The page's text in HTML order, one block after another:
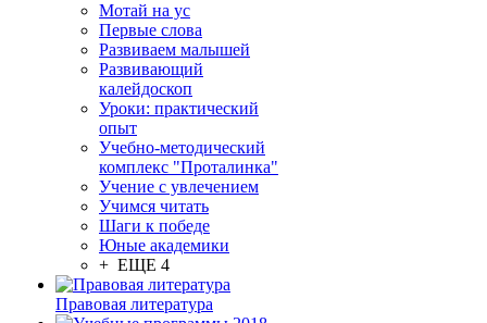
Мотай на ус
Первые слова
Развиваем малышей
Развивающий
калейдоскоп
Уроки: практический
опыт
Учебно-методический
комплекс "Проталинка"
Учение с увлечением
Учимся читать
Шаги к победе
Юные академики
+ ЕЩЕ 4
Правовая литература